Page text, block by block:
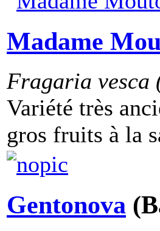
Madame
Fragaria
Variété très
gros fruits à la
Gentonova